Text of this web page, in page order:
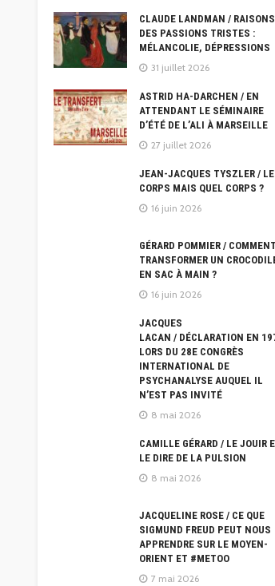
CLAUDE LANDMAN / RAISONS
DES PASSIONS TRISTES :
MÉLANCOLIE, DÉPRESSIONS
31 juillet 2026
ASTRID HA-DARCHEN / EN
ATTENDANT LE SÉMINAIRE
D’ÉTÉ DE L’ALI À MARSEILLE
27 juillet 2026
JEAN-JACQUES TYSZLER / LE
CORPS MAIS QUEL CORPS ?
16 juin 2026
GÉRARD POMMIER / COMMENT
TRANSFORMER UN
EN SAC À MAIN ?
16 juin 2026
JACQUES
LACAN / DÉCLARATION EN
LORS DU 28E CONGRÈS
INTERNATIONAL DE
PSYCHANALYSE AUQUEL IL
N’EST PAS INVITÉ
8 mai 2026
CAMILLE GÉRARD / LE JOUIR
LE DIRE DE LA PULSION
8 mai 2026
JACQUELINE ROSE / CE QUE
SIGMUND FREUD PEUT NOUS
APPRENDRE SUR LE MOYEN-
ORIENT ET #METOO
7 mai 2026